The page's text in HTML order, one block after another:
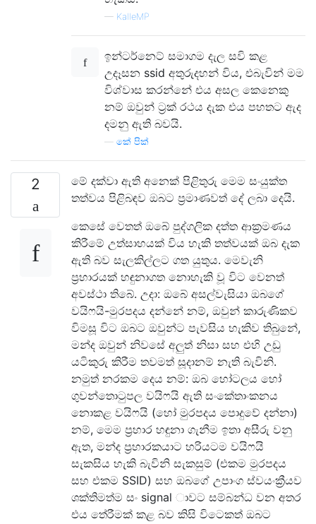
— KalleMP
ඉන්ටර්නෙට් සමාගම දැල සවි කළ
උදෑසන ssid අතුරුදහන් විය, එබැවින් මම
විශ්වාස කරන්නේ එය අසල කෙනෙකු
නම් ඔවුන් ට්‍රක් රථය දැක එය පහතට ඇද
දමනු ඇති බවයි.
කේ පික්
2
මේ දක්වා ඇති අනෙක් පිළිතුරු මෙම සංයුක්ත
තත්වය පිළිබඳව ඔබට ප්‍රමාණවත් දේ ලබා දෙයි.
කෙසේ වෙතත් ඔබේ පුද්ගලික දත්ත ආක්‍රමණය
කිරීමේ උත්සාහයක් විය හැකි තත්වයක් ඔබ දැක
ඇති බව සැලකිල්ලට ගත යුතුය. මෙවැනි
ප්‍රහාරයක් හඳුනාගත නොහැකි වූ විට වෙනත්
අවස්ථා තිබේ. උදා: ඔබේ අසල්වැසියා ඔබගේ
වයිෆයි-මුරපදය දන්නේ නම්, ඔවුන් කාරුණිකව
විමසූ විට ඔබට ඔවුන්ට පැවසිය හැකිව තිබුනේ,
මන්ද ඔවුන් නිවසේ අලුත් නිසා සහ එහි උඩු
යටිකුරු කිරීම තවමත් සූදානම් නැති බැවිනි.
නමුත් නරකම දෙය නම්: ඔබ හෝටලය හෝ
ගුවන්තොටුපල වයිෆයි ඇති සංකේතාංකනය
නොකළ වයිෆයි (හෝ මුරපදය පොදුවේ දන්නා)
නම්, මෙම ප්‍රහාර හඳුනා ගැනීම ඉතා අසීරු වනු
ඇත, මන්ද ප්‍රහාරකයාට හරියටම වයිෆයි
සැකසිය හැකි බැවිනි සැකසුම් (එකම මුරපදය
සහ එකම SSID) සහ ඔබගේ උපාංග ස්වයංක්‍රීයව
ශක්තිමත්ම සං signal ාවට සම්බන්ධ වන අතර
එය තේරීමක් කළ බව කිසි විටෙකත් ඔබට